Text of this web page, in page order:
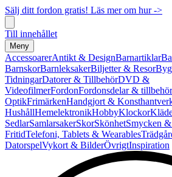
Sälj ditt fordon gratis! Läs mer om hur ->
Till innehållet
Meny
AccessoarerAntikt & DesignBarnartiklar
BarnskorBarnleksakerBiljetter & Resor
TidningarDatorer & TillbehörDVD &
VideofilmerFordonFordonsdelar & tillbehör
OptikFrimärkenHandgjort &
HushållHemelektronikHobbyKlockor
SedlarSamlarsakerSkorSkönhetSmycken
FritidTelefoni, Tablets & Wearables
DatorspelVykort & BilderÖvrigtInspiration